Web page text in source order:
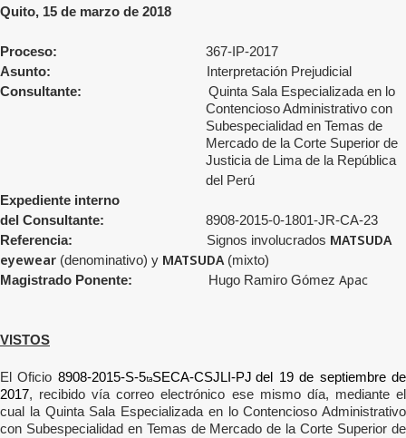
Quito, 15 de marzo de 2018
Proceso:
367-IP-2017
Asunto:
Interpretación Prejudicial
Consultante:
Quinta Sala Especializada en lo
Contencioso Administrativo con
Subespecialidad en Temas de
Mercado de la Corte Superior de
Justicia de Limade la República
del Perú
Expediente interno
del Consultante:
8908-2015-0-1801-JR-CA-23
Referencia:
Signos involucrados MATSUDA
eyewear (denominativo) y MATSUDA (mixto)
Magistrado Ponente:
Hugo Ramiro Gómez Apac
VISTOS
El Oficio 8908-2015-S-5taSECA-CSJLI-PJ del 19 de septiembre de
2017, recibido vía correo electrónico ese mismo día, mediante el
cual la Quinta Sala Especializada en lo Contencioso Administrativo
con Subespecialidad en Temas de Mercado de la Corte Superior de